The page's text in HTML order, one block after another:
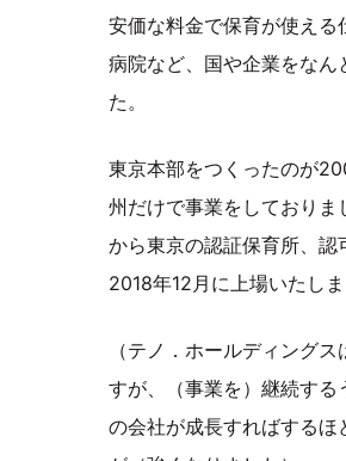
安価な料金で保育が使え
病院など、国や企業をな
た。
東京本部をつくったのが
州だけで事業をしており
から東京の認証保育所、認
2018年12月に上場いたしま
（テノ．ホールディング
すが、（事業を）継続す
の会社が成長すればする